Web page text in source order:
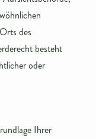
des
besteht
oder
Ihrer